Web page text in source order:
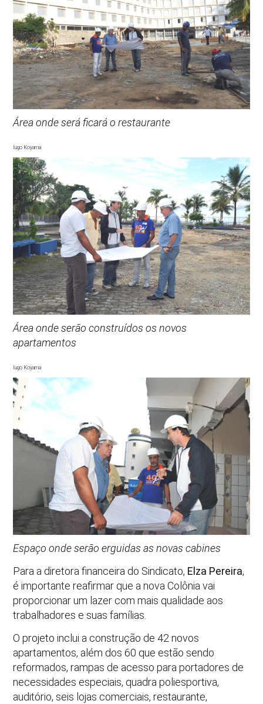
Área onde será ficará o restaurante
Iugo Koyama
Área onde serão construídos os novos
apartamentos
Iugo Koyama
Espaço onde serão erguidas as novas cabines
Para a diretora financeira do Sindicato, Elza Pereira,
é importante reafirmar que a nova Colônia vai
proporcionar um lazer com mais qualidade aos
trabalhadores e suas famílias.
O projeto inclui a construção de 42 novos
apartamentos, além dos 60 que estão sendo
reformados, rampas de acesso para portadores de
necessidades especiais, quadra poliesportiva,
auditório, seis lojas comerciais, restaurante,